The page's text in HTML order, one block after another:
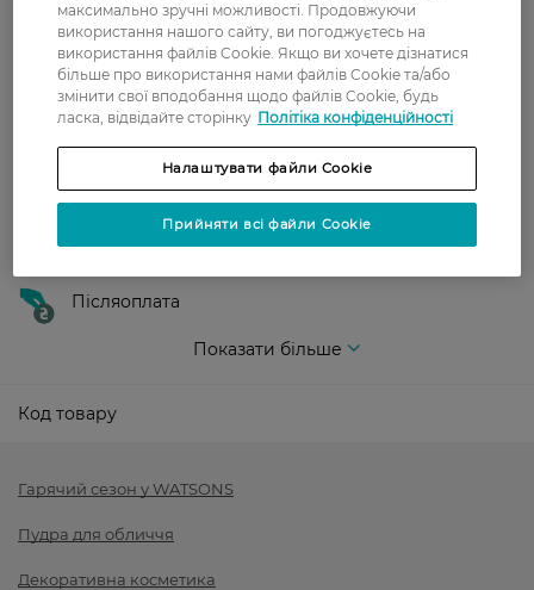
Вартість доставки - 79 грн, безкоштовна
доставка від - 599 грн
Забрати сьогодні в магазині Watsons
Вартість доставки - 0 грн
Показати більше
Оплата
Оплата карткою
Післяоплата
Показати більше
Код товару
Гарячий сезон у WATSONS
Пудра для обличчя
Декоративна косметика
максимально зручні можливості. Продовжуючи
використання нашого сайту, ви погоджуєтесь на
використання файлів Cookie. Якщо ви хочете дізнатися
більше про використання нами файлів Cookie та/або
змінити свої вподобання щодо файлів Cookie, будь
ласка, відвідайте сторінку Політіка конфіденційності
Налаштувати файли Cookie
Прийняти всі файли Cookie